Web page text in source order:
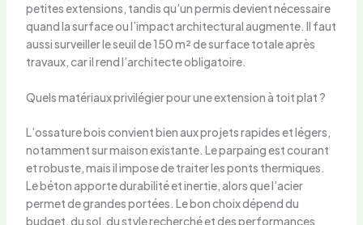
petites extensions, tandis qu’un permis devient nécessaire
quand la surface ou l’impact architectural augmente. Il faut
aussi surveiller le seuil de 150 m² de surface totale après
travaux, car il rend l’architecte obligatoire.
Quels matériaux privilégier pour une extension à toit plat ?
L’ossature bois convient bien aux projets rapides et légers,
notamment sur maison existante. Le parpaing est courant
et robuste, mais il impose de traiter les ponts thermiques.
Le béton apporte durabilité et inertie, alors que l’acier
permet de grandes portées. Le bon choix dépend du
budget, du sol, du style recherché et des performances